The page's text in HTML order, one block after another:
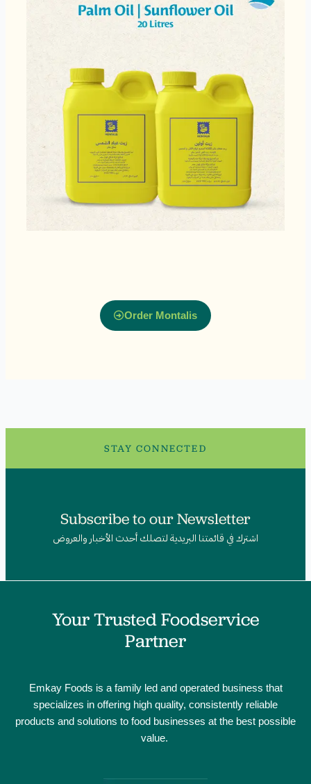
Order Montalis
STAY CONNECTED
Subscribe to our Newsletter
اشترك في قائمتنا البريدية لتصلك أحدث الأخبار والعروض
Your Trusted Foodservice
Partner
Emkay Foods is a family led and operated business that
specializes in offering high quality, consistently reliable
products and solutions to food businesses at the best possible
value.